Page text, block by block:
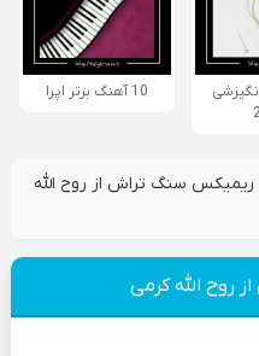
10 آهنگ برتر اپرا
ریمیکس سنگ تراش از روح الله
روح الله کرمی